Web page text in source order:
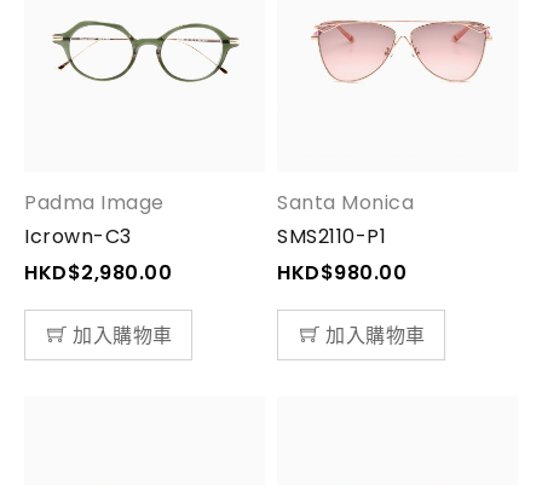
Padma Image
Icrown-C3
HKD$2,980.00
加入購物車
Santa Monica
SMS2110-P1
HKD$980.00
加入購物車